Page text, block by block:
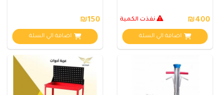
₪400 نفذت الكمية
اضافة الي السلة
₪150
اضافة الي السلة